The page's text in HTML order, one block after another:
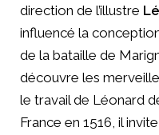
direction de l’illustre
influencé la
de la bataille de
découvre les
le travail de Léonard
France en 1516, il